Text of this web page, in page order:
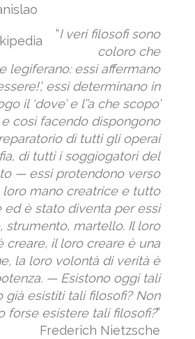
“I veri filosofi sono
coloro che
legiferano: essi affermano
essi determinano in
il ‘dove’ e l’’a che scopo’
così facendo dispongono
di tutti gli operai
di tutti i soggiogatori del
— essi protendono verso
loro mano creatrice e tutto
ed è stato diventa per essi
strumento, martello. Il loro
creare, il loro creare è una
la loro volontà di verità è
— Esistono oggi tali
già esistiti tali filosofi? Non
forse esistere tali filosofi?”
Frederich Nietzsche